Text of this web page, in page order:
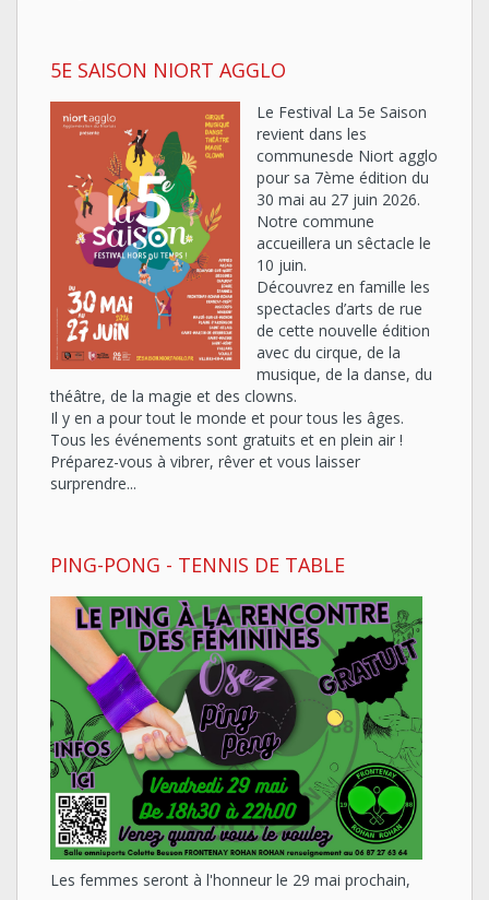
5E SAISON NIORT AGGLO
Le Festival La 5e Saison
revient dans les
communesde Niort agglo
pour sa 7ème édition du
30 mai au 27 juin 2026.
Notre commune
accueillera un sêctacle le
10 juin.
Découvrez en famille les
spectacles d’arts de rue
de cette nouvelle édition
avec du cirque, de la
musique, de la danse, du
théâtre, de la magie et des clowns.
Il y en a pour tout le monde et pour tous les âges.
Tous les événements sont gratuits et en plein air !
Préparez-vous à vibrer, rêver et vous laisser
surprendre...
PING-PONG - TENNIS DE TABLE
Les femmes seront à l'honneur le 29 mai prochain,